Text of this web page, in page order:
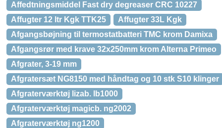
Affedtningsmiddel Fast dry degreaser CRC 10227
Affugter 12 ltr Kgk TTK25
Affugter 33L Kgk
Afgangsbøjning til termostatbatteri TMC krom Damixa
Afgangsrør med krave 32x250mm krom Alterna Primeo
Afgrater, 3-19 mm
Afgratersæt NG8150 med håndtag og 10 stk S10 klinger
Afgraterværktøj lizab. lb1000
Afgraterværktøj magicb. ng2002
Afgraterværktøj ng1200